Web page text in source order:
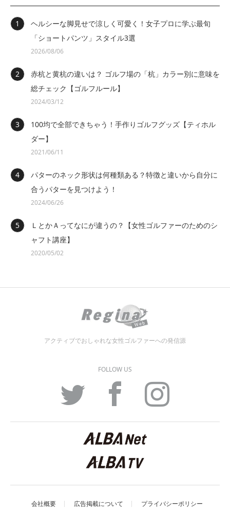
ヘルシーな脚見せで涼しく可愛く！女子プロに学ぶ最旬
「ショートパンツ」スタイル3選
2026/08/06
赤杭と黄杭の違いは？ ゴルフ場の「杭」カラー別に意味を
総チェック【ゴルフルール】
2024/03/12
100均で全部できちゃう！手作りゴルフグッズ【ティホル
ダー】
2021/06/11
パターのネック形状は何種類ある？特徴と違いから自分に
合うパターを見つけよう！
2024/06/26
ＬとかＡってなにが違うの？【女性ゴルファーのためのシ
ャフト講座】
2020/05/02
アクティブでおしゃれな女性ゴルファーへの発信源
FOLLOW US
Facebook Instagram
会社概要 広告掲載について プライバシーポリシー